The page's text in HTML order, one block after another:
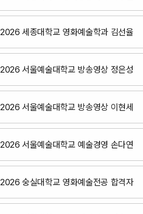
2026 세종대학교 영화예술학과 김선율
2026 서울예술대학교 방송영상 정은성
2026 서울예술대학교 방송영상 이현세
2026 서울예술대학교 예술경영 손다연
2026 숭실대학교 영화예술전공 합격자